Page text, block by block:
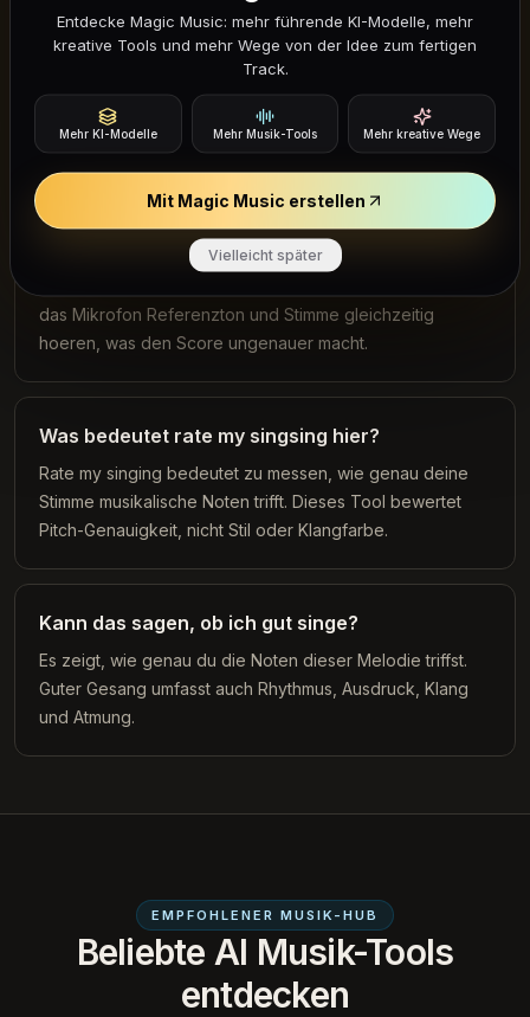
Laedt der Test meine Stimme hoch?
Nein. Die Pitch-Analyse laeuft lokal im Browser und laedt
deine Stimme nicht hoch.
Warum brauche ich Kopfhoerer?
das Mikrofon Referenzton und Stimme gleichzeitig
hoeren, was den Score ungenauer macht.
Was bedeutet rate my singsing hier?
Rate my singing bedeutet zu messen, wie genau deine
Stimme musikalische Noten trifft. Dieses Tool bewertet
Pitch-Genauigkeit, nicht Stil oder Klangfarbe.
Kann das sagen, ob ich gut singe?
Es zeigt, wie genau du die Noten dieser Melodie triffst.
Guter Gesang umfasst auch Rhythmus, Ausdruck, Klang
und Atmung.
EMPFOHLENER MUSIK-HUB
Beliebte AI Musik-Tools
entdecken
Entdecke Magic Music: mehr führende KI-Modelle, mehr
kreative Tools und mehr Wege von der Idee zum fertigen
Track.
Mehr KI-Modelle Mehr Musik-Tools Mehr kreative Wege
Mit Magic Music erstellen
Vielleicht später